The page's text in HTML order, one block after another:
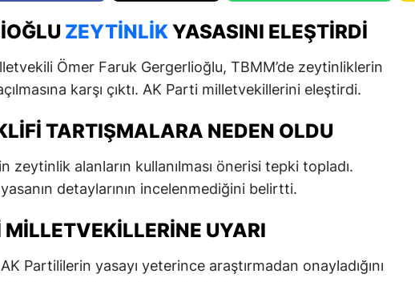
ZEYTINLIKYASASINI ELEŞTIRDI
Ömer Faruk Gergerlioğlu, TBMM’de zeytinliklerin
karşı çıktı. AK Parti milletvekillerini eleştirdi.
TARTIŞMALARA NEDEN OLDU
zeytinlik alanların kullanılması önerisi tepki topladı.
detaylarının incelenmediğini belirtti.
UYARI
Partililerin yasayı yeterince araştırmadan onayladığını